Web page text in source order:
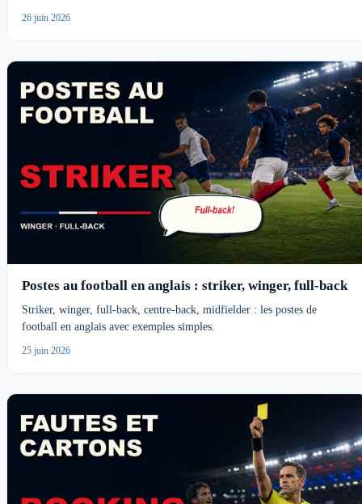
26 juin 2026
Postes au football en anglais : striker, winger, full-back
Striker, winger, full-back, centre-back, midfielder : les postes de
football en anglais avec exemples simples.
25 juin 2026